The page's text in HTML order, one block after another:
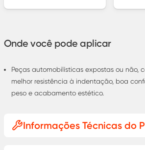
Onde você pode aplicar
Peças automobilísticas expostas ou não,
melhor resistência à indentação, boa
peso e acabamento estético.
Informações Técnicas do